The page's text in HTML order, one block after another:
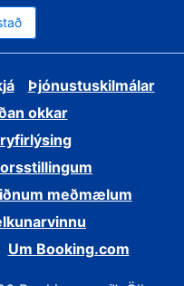
Þjónustuskilmálar
okkar
meðmælum
Um Booking.com